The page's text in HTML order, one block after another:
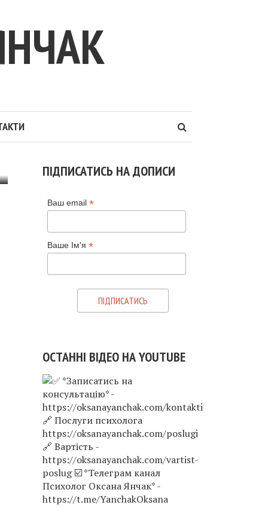
ПІДПИСАТИСЬ НА ДОПИСИ
Ваш email *
Ваше Ім'я *
ОСТАННІ ВІДЕО НА YOUTUBE